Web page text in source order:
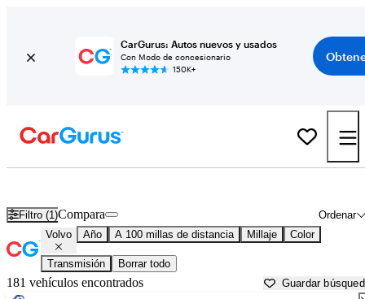
CarGurus: Autos nuevos y usados
Con Modo de concesionario
150K+
Filtro (1) Ordenar
Compara
Volvo Año A 100 millas de distancia Millaje Color
Transmisión Borrar todo
181 vehículos encontrados Guardar